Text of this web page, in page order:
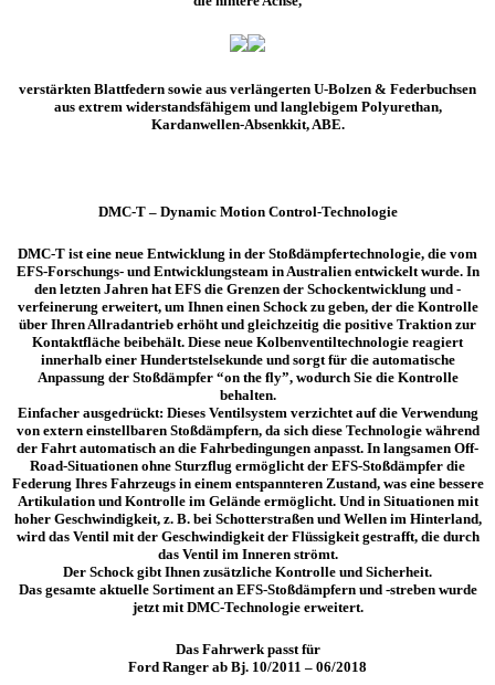
verstärkten Blattfedern sowie aus verlängerten U-Bolzen & Federbuchsen
aus extrem widerstandsfähigem und langlebigem Polyurethan,
Kardanwellen-Absenkkit, ABE.
DMC-T – Dynamic Motion Control-Technologie
DMC-T ist eine neue Entwicklung in der Stoßdämpfertechnologie, die vom
EFS-Forschungs- und Entwicklungsteam in Australien entwickelt wurde. In
den letzten Jahren hat EFS die Grenzen der Schockentwicklung und -
verfeinerung erweitert, um Ihnen einen Schock zu geben, der die Kontrolle
über Ihren Allradantrieb erhöht und gleichzeitig die positive Traktion zur
Kontaktfläche beibehält. Diese neue Kolbenventiltechnologie reagiert
innerhalb einer Hundertstelsekunde und sorgt für die automatische
Anpassung der Stoßdämpfer “on the fly”, wodurch Sie die Kontrolle
behalten.
Einfacher ausgedrückt: Dieses Ventilsystem verzichtet auf die Verwendung
von extern einstellbaren Stoßdämpfern, da sich diese Technologie während
der Fahrt automatisch an die Fahrbedingungen anpasst. In langsamen Off-
Road-Situationen ohne Sturzflug ermöglicht der EFS-Stoßdämpfer die
Federung Ihres Fahrzeugs in einem entspannteren Zustand, was eine bessere
Artikulation und Kontrolle im Gelände ermöglicht. Und in Situationen mit
hoher Geschwindigkeit, z. B. bei Schotterstraßen und Wellen im Hinterland,
wird das Ventil mit der Geschwindigkeit der Flüssigkeit gestrafft, die durch
das Ventil im Inneren strömt.
Der Schock gibt Ihnen zusätzliche Kontrolle und Sicherheit.
Das gesamte aktuelle Sortiment an EFS-Stoßdämpfern und -streben wurde
jetzt mit DMC-Technologie erweitert.
Das Fahrwerk passt für
Ford Ranger ab Bj. 10/2011 – 06/2018